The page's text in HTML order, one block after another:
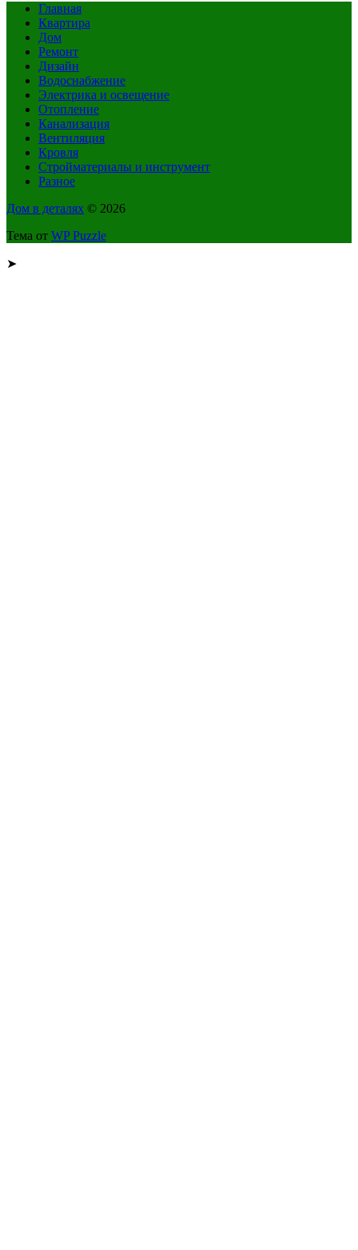
Главная
Квартира
Дом
Ремонт
Дизайн
Водоснабжение
Электрика и освещение
Отопление
Канализация
Вентиляция
Кровля
Стройматериалы и инструмент
Разное
Дом в деталях © 2026
Тема от WP Puzzle
➤